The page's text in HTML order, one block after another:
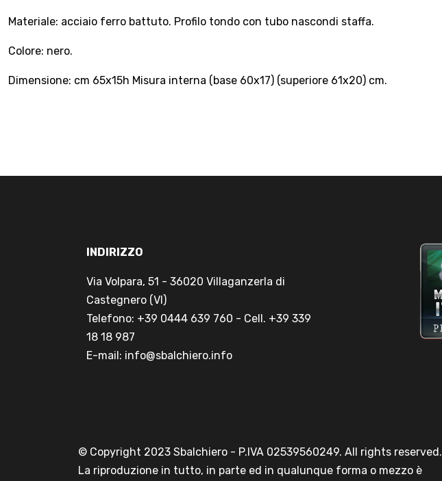
Materiale: acciaio ferro battuto. Profilo tondo con tubo nascondi staffa.
Colore: nero.
Dimensione: cm 65x15h Misura interna (base 60x17) (superiore 61x20) cm.
INDIRIZZO
Via Volpara, 51 - 36020 Villaganzerla di
Castegnero (VI)
Telefono: +39 0444 639 760 - Cell. +39 339
18 18 987
E-mail: info@sbalchiero.info
© Copyright 2023 Sbalchiero - P.IVA 02539560249. All rights reserved.
La riproduzione in tutto, in parte ed in qualunque forma o mezzo è